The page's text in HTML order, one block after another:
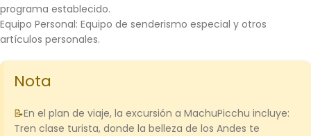
programa establecido.
Equipo Personal: Equipo de senderismo especial y otros
artículos personales.
Nota
En el plan de viaje, la excursión a MachuPicchu incluye:
Tren clase turista, donde la belleza de los Andes te